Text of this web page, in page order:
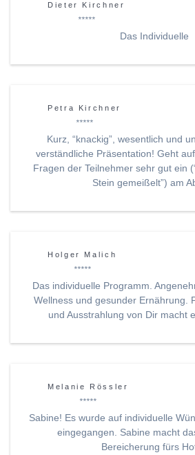
Dieter Kirchner
*****
Das Individuelle
Petra Kirchner
*****
Kurz, “knackig”, wesentlich und
verständliche Präsentation! Geht
Fragen der Teilnehmer sehr gut ein
Stein gemeißelt”) am
Holger Malich
*****
Das individuelle Programm.
Wellness und gesunder Ernährung.
und Ausstrahlung von Dir macht
Melanie Rössler
*****
Sabine! Es wurde auf individuelle
eingegangen. Sabine macht
Bereicherung fürs